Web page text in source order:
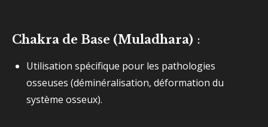
Chakra de Base (Muladhara) :
Utilisation spécifique pour les pathologies
osseuses (déminéralisation, déformation du
système osseux).